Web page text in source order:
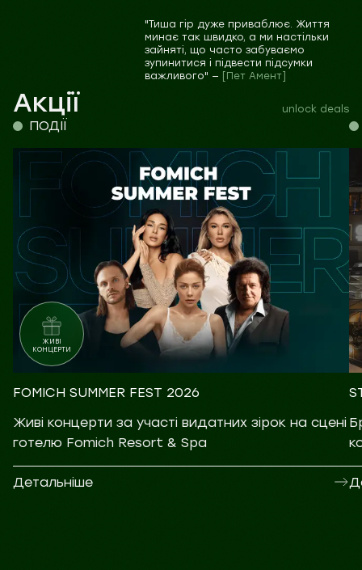
unlock deals
Акції
"Тиша гір дуже приваблює. Життя
минає так швидко, а ми настільки
зайняті, що часто забуваємо
зупинитися і підвести підсумки
важливого" —
[Пет Амент]
ПОДІЇ
ЖИВІ
КОНЦЕРТИ
FOMICH SUMMER FEST 2026
Живі концерти за участі видатних зірок на сцені
готелю Fomich Resort & Spa
Детальніше